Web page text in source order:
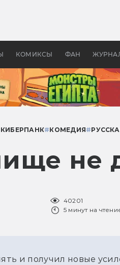
КОМИКСЫ ФАН
—
бы
КИБЕРПАНК#КОМЕДИЯ#
не
40201
5 минут на
и получил новые